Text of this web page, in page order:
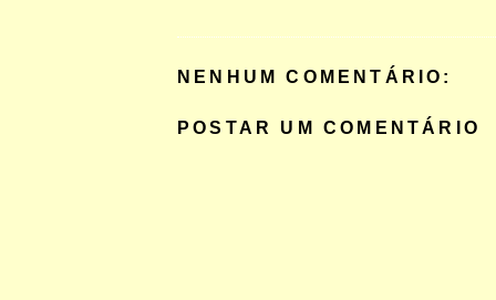
NENHUM COMENTÁRIO:
POSTAR UM COMENTÁRIO